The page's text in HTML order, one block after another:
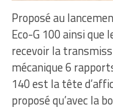
Proposé au
Eco-G 100 ainsi que
recevoir la
mécanique 6
140 est la tête
proposé qu’avec la